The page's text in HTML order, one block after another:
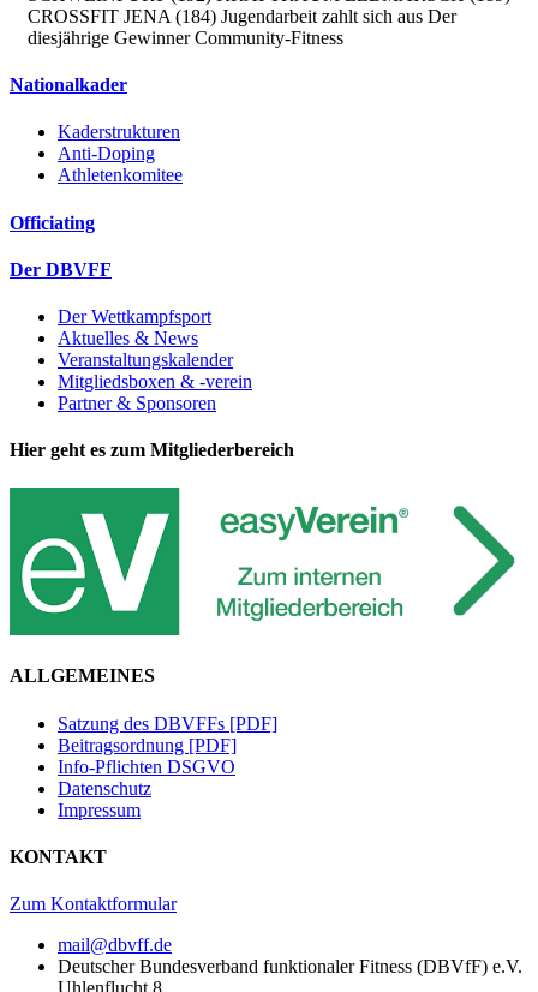
CROSSFIT JENA (184) Jugendarbeit zahlt sich aus Der
diesjährige Gewinner Community-Fitness
Nationalkader
Kaderstrukturen
Anti-Doping
Athletenkomitee
Officiating
Der DBVFF
Der Wettkampfsport
Aktuelles & News
Veranstaltungskalender
Mitgliedsboxen & -verein
Partner & Sponsoren
Hier geht es zum Mitgliederbereich
ALLGEMEINES
Satzung des DBVFFs [PDF]
Beitragsordnung [PDF]
Info-Pflichten DSGVO
Datenschutz
Impressum
KONTAKT
Zum Kontaktformular
mail@dbvff.de
Deutscher Bundesverband funktionaler Fitness (DBVfF) e.V.
Uhlenflucht 8